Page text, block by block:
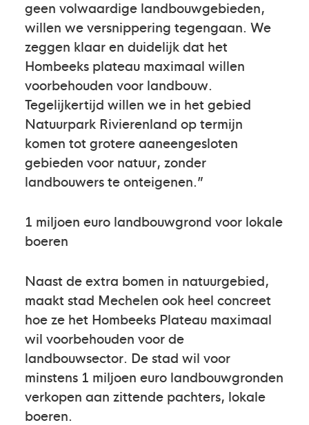
geen volwaardige landbouwgebieden,
willen we versnippering tegengaan. We
zeggen klaar en duidelijk dat het
Hombeeks plateau maximaal willen
voorbehouden voor landbouw.
Tegelijkertijd willen we in het gebied
Natuurpark Rivierenland op termijn
komen tot grotere aaneengesloten
gebieden voor natuur, zonder
landbouwers te onteigenen.”
1 miljoen euro landbouwgrond voor lokale
boeren
Naast de extra bomen in natuurgebied,
maakt stad Mechelen ook heel concreet
hoe ze het Hombeeks Plateau maximaal
wil voorbehouden voor de
landbouwsector. De stad wil voor
minstens 1 miljoen euro landbouwgronden
verkopen aan zittende pachters, lokale
boeren.